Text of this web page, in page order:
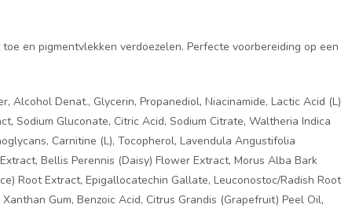
en pigmentvlekken verdoezelen. Perfecte voorbereiding op een
Alcohol Denat., Glycerin, Propanediol, Niacinamide, Lactic Acid
Sodium Gluconate, Citric Acid, Sodium Citrate, Waltheria Indica
Carnitine (L), Tocopherol, Lavendula Angustifolia
Bellis Perennis (Daisy) Flower Extract, Morus Alba Bark
Root Extract, Epigallocatechin Gallate, Leuconostoc/Radish Root
Gum, Benzoic Acid, Citrus Grandis (Grapefruit) Peel Oil,